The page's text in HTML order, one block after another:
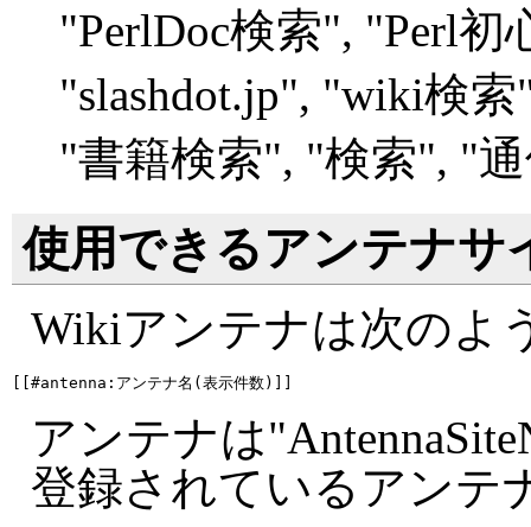
"PerlDoc検索", "Perl初
"slashdot.jp", "wiki検索
"書籍検索", "検索", "
使用できるアンテナサ
Wikiアンテナは次のよ
アンテナは
登録されているアンテ